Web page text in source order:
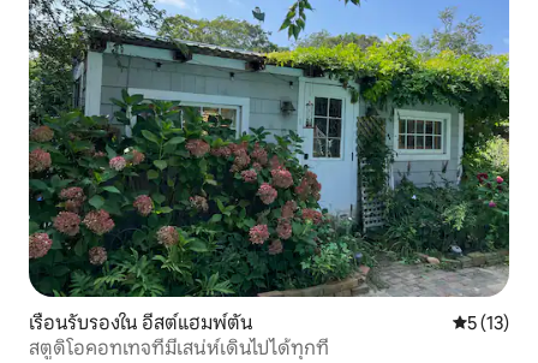
เรือนรับรองใน อีสต์แฮมพ์ตัน คะแนนเฉลี่
5 (13)
สตูดิโอคอทเทจที่มีเสน่ห์เดินไปได้ทุกที่